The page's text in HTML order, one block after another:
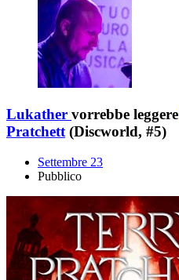
Lukather vorrebbe leggere
Pratchett (Discworld, #5)
Settembre 23
Pubblico